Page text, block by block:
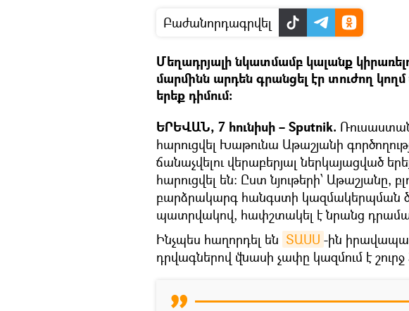
Բաժանորդագրվել
Մեղադրյալի նկատմամբ կալանք
մարմինն արդեն գրանցել էր տուժող կողմ
երեք դիմում։
ԵՐԵՎԱՆ, 7 հունիսի – Sputnik.
հարուցվել Խաթունա Աթաշյանի
ճանաչվելու վերաբերյալ ներկայացված
հարուցվել են։ Ըստ նյութերի՝ Աթաշյանը,
բարձրակարգ հանգստի կազմակերպման
պատրվակով, հափշտակել է նրանց
Ինչպես հաղորդել են ՏԱՍՍ -ին
դրվագներով վնասի չափը կազմում է շուրջ